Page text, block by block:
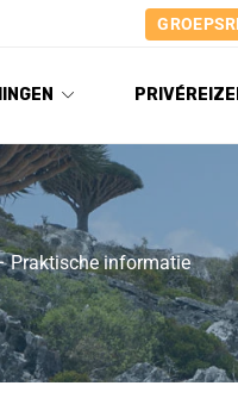
Praktische informatie